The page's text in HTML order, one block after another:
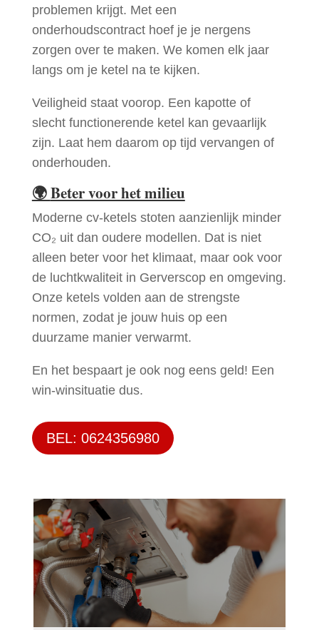
problemen krijgt. Met een
onderhoudscontract hoef je je nergens
zorgen over te maken. We komen elk jaar
langs om je ketel na te kijken.
Veiligheid staat voorop. Een kapotte of
slecht functionerende ketel kan gevaarlijk
zijn. Laat hem daarom op tijd vervangen of
onderhouden.
🌍Beter voor het milieu
Moderne cv-ketels stoten aanzienlijk minder
CO₂ uit dan oudere modellen. Dat is niet
alleen beter voor het klimaat, maar ook voor
de luchtkwaliteit in Gerverscop en omgeving.
Onze ketels volden aan de strengste
normen, zodat je jouw huis op een
duurzame manier verwarmt.
En het bespaart je ook nog eens geld! Een
win-winsituatie dus.
BEL: 0624356980